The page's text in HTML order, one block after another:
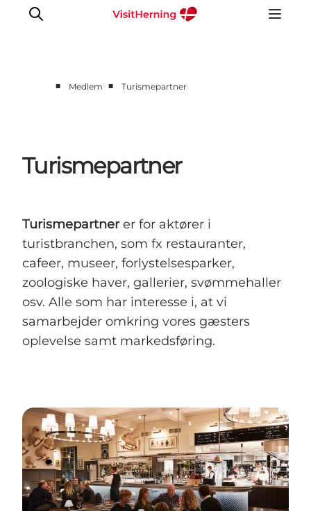
Turisme og marked
Udviklingsprojekter
Om VisitHerning
■ Medlem ■ Turismepartner
Turismepartner
Turismepartnerer for aktører i
turistbranchen, som fx restauranter,
cafeer, museer, forlystelsesparker,
zoologiske haver, gallerier, svømmehaller
osv. Alle som har interesse i, at vi
samarbejder omkring vores gæsters
oplevelse samt markedsføring.